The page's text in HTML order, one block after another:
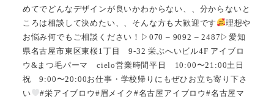
めてでどんなデザインが良いかわからない、、分からないと
ころは相談して決めたい、、そんな方も大歓迎です
理想や
お悩み何でもご相談ください！▷070 – 9092 – 2487▷愛知
県名古屋市東区東桜1丁目 9-32 栄ぶへいビル4F アイブロ
ウ&まつ毛パーマ cielo営業時間平日 10:00〜21:00土日
祝 9:00〜20:00お仕事・学校帰りにもぜひお立ち寄り下さ
い
#栄アイブロウ#眉メイク#名古屋アイブロウ#名古屋マ